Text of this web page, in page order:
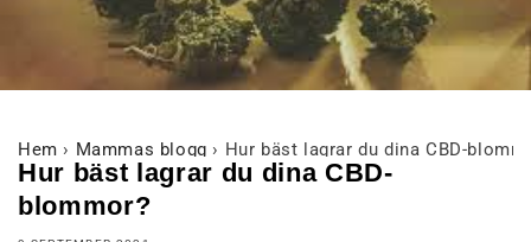
Hem › Mammas blogg › Hur bäst lagrar du dina CBD-
Hur bäst lagrar du dina CBD-
blommor?